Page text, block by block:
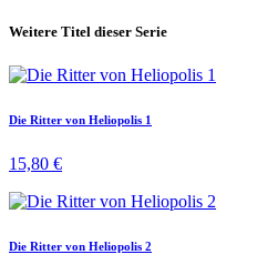
Weitere Titel dieser Serie
Die Ritter von Heliopolis 1
15,80 €
Die Ritter von Heliopolis 2